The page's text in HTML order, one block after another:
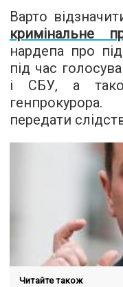
Варто
кримінальне
нардепа про
під час
і СБУ, а
передати
Читайте також